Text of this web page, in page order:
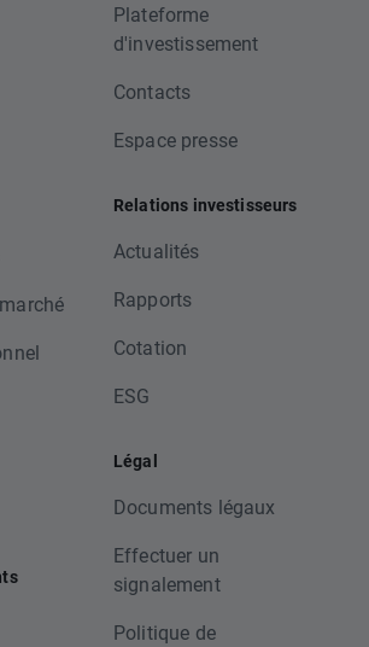
Plateforme
d'investissement
Contacts
Espace presse
Relations investisseurs
Actualités
Rapports
Cotation
ESG
Légal
Documents légaux
Effectuer un
signalement
Politique de